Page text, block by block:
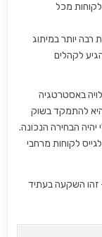
מכל
רבה יותר במיתוג
לקהלים
באסטרטגיה
להתמקד בשוק
יהיה הבחירה הנכונה.
לקוחות מרחבי
זהו השקעה בעתיד